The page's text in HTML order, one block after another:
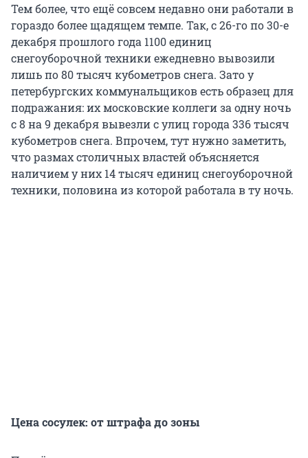
Тем более, что ещё совсем недавно они работали в
гораздо более щадящем темпе. Так, c 26-го по 30-е
декабря прошлого года 1100 единиц
снегоуборочной техники ежедневно вывозили
лишь по 80 тысяч кубометров снега. Зато у
петербургских коммунальщиков есть образец для
подражания: их московские коллеги за одну ночь
с 8 на 9 декабря вывезли с улиц города 336 тысяч
кубометров снега. Впрочем, тут нужно заметить,
что размах столичных властей объясняется
наличием у них 14 тысяч единиц снегоуборочной
техники, половина из которой работала в ту ночь.
Цена сосулек: от штрафа до зоны